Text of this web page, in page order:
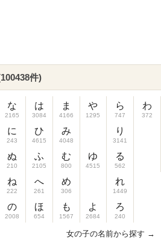
件)
な
2165
に
243
ぬ
210
ね
222
の
2008
は
3084
ひ
4615
ふ
2105
へ
261
ほ
654
ま
4166
み
4048
む
800
め
306
も
1567
や
1295
ゆ
4515
よ
2684
ら
747
り
3141
る
562
れ
1449
ろ
240
わ
372
女の子の名前から探す →